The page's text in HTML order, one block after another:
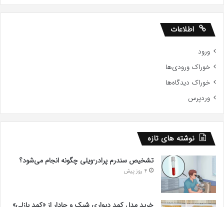
اطلاعات
ورود
خوراک ورودی‌ها
خوراک دیدگاه‌ها
وردپرس
نوشته های تازه
تشخیص سندرم پرادر-ویلی چگونه انجام می‌شود؟
4 روز پیش